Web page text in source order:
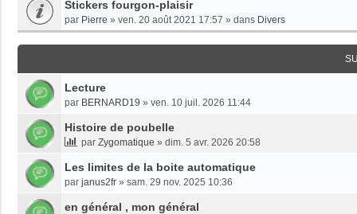
Stickers fourgon-plaisir
par Pierre » ven. 20 août 2021 17:57 » dans Divers
Lecture
par BERNARD19 » ven. 10 juil. 2026 11:44
Histoire de poubelle
par Zygomatique » dim. 5 avr. 2026 20:58
Les limites de la boite automatique
par janus2fr » sam. 29 nov. 2025 10:36
en général , mon général